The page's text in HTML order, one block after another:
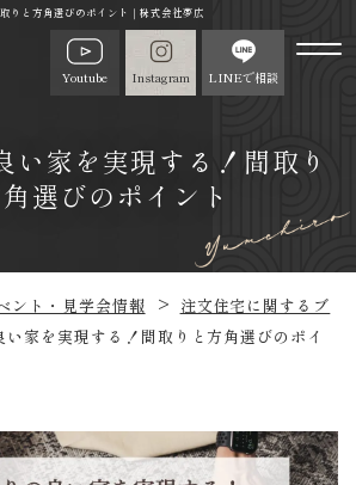
りと方角選びのポイント｜株式会社夢広
Youtube Instagram LINEで相談
い家を実現する！間取り
角選びのポイント
ント・見学会情報
注文住宅に関するブ
い家を実現する！間取りと方角選びのポイ